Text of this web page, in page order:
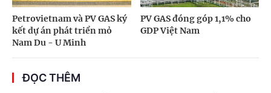
Petrovietnam và PV GAS ký
kết dự án phát triển mỏ
Nam Du - U Minh
PV GAS đóng góp 1,1% cho
GDP Việt Nam
ĐỌC THÊM